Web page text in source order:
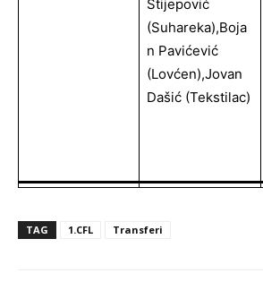
Stijepović
(Suhareka),Boja
N Pavićević
(Lovćen),Jovan
Dašić (Tekstilac)
TAG 1.CFL Transferi